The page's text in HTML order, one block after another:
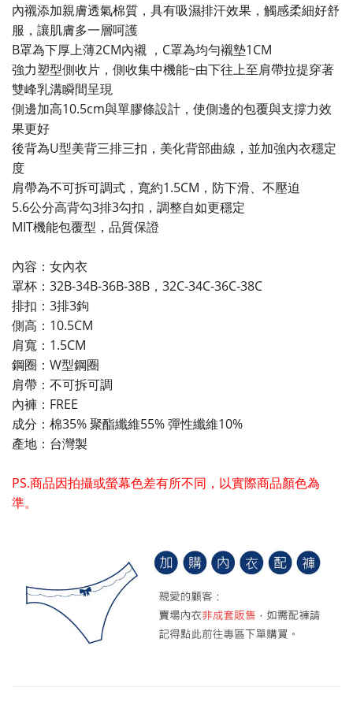
內襯添加親膚透氣棉質，具有吸濕排汗效果，觸感柔細好舒
服，讓肌膚多一層呵護
B罩為下厚上薄2CM內襯 ，C罩為均勻襯墊1CM
強力塑型側收片，側收集中機能~由下往上至肩帶拉提穿著
雙峰乳溝瞬間呈現
側邊加高10.5cm與單膠條設計，使側邊的包覆與支撐力效
果更好
後背為U型美背三排三扣，美化背部曲線，並加強內衣穩定
度
肩帶為不可拆可調式，寬約1.5CM，防下滑、不壓迫
5.6公分高背勾3排3勾扣，調整自如更穩定
MIT機能包覆型，品質保證
內容：女內衣
罩杯：32B-34B-36B-38B，32C-34C-36C-38C
排扣：3排3鉤
側高：10.5CM
肩寬：1.5CM
鋼圈：W型鋼圈
肩帶：不可拆可調
內褲：FREE
成分：棉35% 聚酯纖維55% 彈性纖維10%
產地：台灣製
PS.商品因拍攝或螢幕色差有所不同，以實際商品顏色為
準。